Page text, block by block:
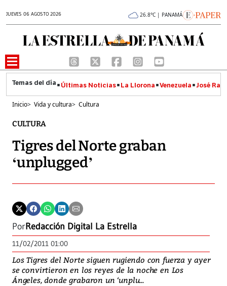
JUEVES 06 AGOSTO 2026 26.8°C | PANAMÁ
Últimas Noticias La Llorona Venezuela José
Inicio> Vida y cultura> Cultura
CULTURA
Tigres del Norte graban
‘unplugged’
PorRedacción Digital La Estrella
11/02/2011 01:00
Los Tigres del Norte siguen rugiendo con fuerza y ayer
se convirtieron en los reyes de la noche en Los
Ángeles, donde grabaron un ‘unplu...